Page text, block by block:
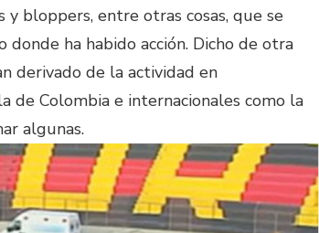
y bloppers, entre otras cosas, que se
ha habido acción. Dicho de otra
derivado de la actividad en
de Colombia e internacionales como la
algunas.